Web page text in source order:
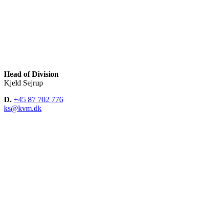
Head of Division
Kjeld Sejrup
D. +45 87 702 776
ks@kvm.dk